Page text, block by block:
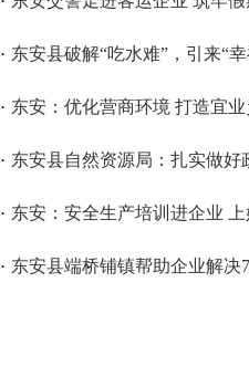
· 东安县破解“吃水难”，引来“
· 东安：优化营商环境 打造宜
· 东安县自然资源局：扎实做好
· 东安：安全生产培训进企业
· 东安县端桥铺镇帮助企业解决